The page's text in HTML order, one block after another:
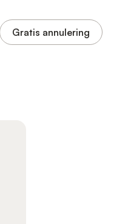
Gratis annulering